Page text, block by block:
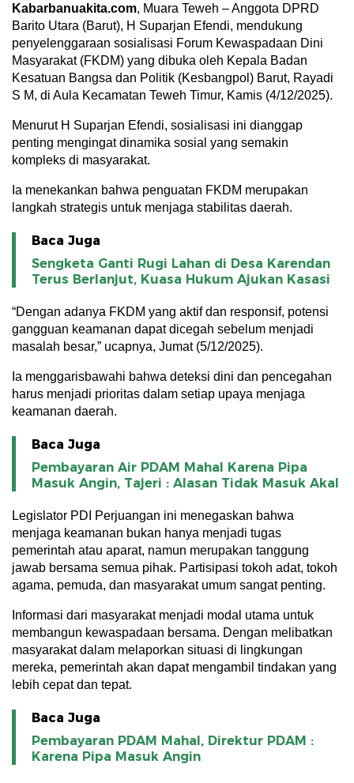
Kabarbanuakita.com, Muara Teweh – Anggota DPRD
Barito Utara (Barut), H Suparjan Efendi, mendukung
penyelenggaraan sosialisasi Forum Kewaspadaan Dini
Masyarakat (FKDM) yang dibuka oleh Kepala Badan
Kesatuan Bangsa dan Politik (Kesbangpol) Barut, Rayadi
S M, di Aula Kecamatan Teweh Timur, Kamis (4/12/2025).
Menurut H Suparjan Efendi, sosialisasi ini dianggap
penting mengingat dinamika sosial yang semakin
kompleks di masyarakat.
Ia menekankan bahwa penguatan FKDM merupakan
langkah strategis untuk menjaga stabilitas daerah.
Baca Juga
Sengketa Ganti Rugi Lahan di Desa Karendan
Terus Berlanjut, Kuasa Hukum Ajukan Kasasi
“Dengan adanya FKDM yang aktif dan responsif, potensi
gangguan keamanan dapat dicegah sebelum menjadi
masalah besar,” ucapnya, Jumat (5/12/2025).
Ia menggarisbawahi bahwa deteksi dini dan pencegahan
harus menjadi prioritas dalam setiap upaya menjaga
keamanan daerah.
Baca Juga
Pembayaran Air PDAM Mahal Karena Pipa
Masuk Angin, Tajeri : Alasan Tidak Masuk Akal
Legislator PDI Perjuangan ini menegaskan bahwa
menjaga keamanan bukan hanya menjadi tugas
pemerintah atau aparat, namun merupakan tanggung
jawab bersama semua pihak. Partisipasi tokoh adat, tokoh
agama, pemuda, dan masyarakat umum sangat penting.
Informasi dari masyarakat menjadi modal utama untuk
membangun kewaspadaan bersama. Dengan melibatkan
masyarakat dalam melaporkan situasi di lingkungan
mereka, pemerintah akan dapat mengambil tindakan yang
lebih cepat dan tepat.
Baca Juga
Pembayaran PDAM Mahal, Direktur PDAM :
Karena Pipa Masuk Angin